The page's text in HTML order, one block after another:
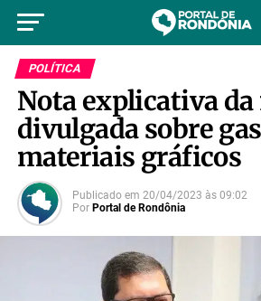
POLÍTICA
Nota explicativa
divulgada sobre
materiais gráficos
Publicado em 20/04/2023 às 09:02
Por Portal de Rondônia